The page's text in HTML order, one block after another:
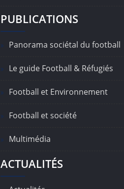
PUBLICATIONS
Panorama sociétal du football
Le guide Football & Réfugiés
Football et Environnement
Football et société
Multimédia
ACTUALITÉS